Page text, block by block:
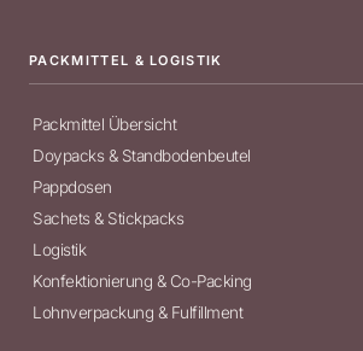
PACKMITTEL & LOGISTIK
Packmittel Übersicht
Doypacks & Standbodenbeutel
Pappdosen
Sachets & Stickpacks
Logistik
Konfektionierung & Co-Packing
Lohnverpackung & Fulfillment